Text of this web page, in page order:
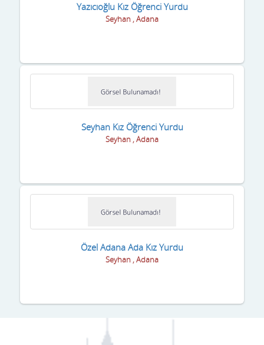
Yazıcıoğlu Kız Öğrenci Yurdu
Seyhan , Adana
Seyhan Kız Öğrenci Yurdu
Seyhan , Adana
Özel Adana Ada Kız Yurdu
Seyhan , Adana